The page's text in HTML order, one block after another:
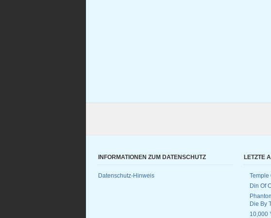
INFORMATIONEN ZUM DATENSCHUTZ
Datenschutz-Hinweis
LETZTE
Temple
Din Of
Die By
10,000